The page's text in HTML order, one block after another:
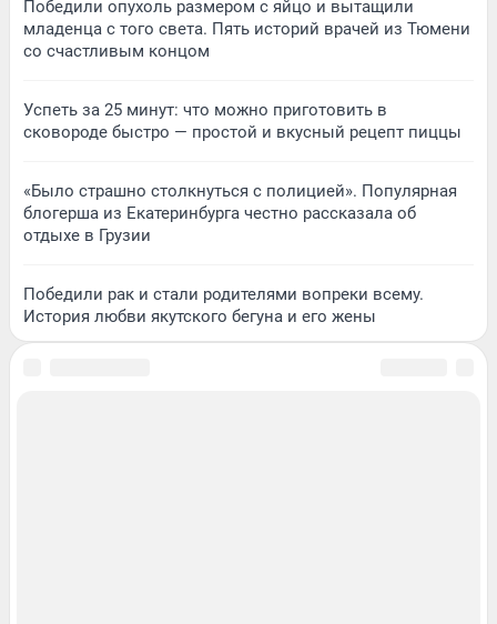
Победили опухоль размером с яйцо и вытащили
младенца с того света. Пять историй врачей из Тюмени
со счастливым концом
Успеть за 25 минут: что можно приготовить в
сковороде быстро — простой и вкусный рецепт пиццы
«Было страшно столкнуться с полицией». Популярная
блогерша из Екатеринбурга честно рассказала об
отдыхе в Грузии
Победили рак и стали родителями вопреки всему.
История любви якутского бегуна и его жены